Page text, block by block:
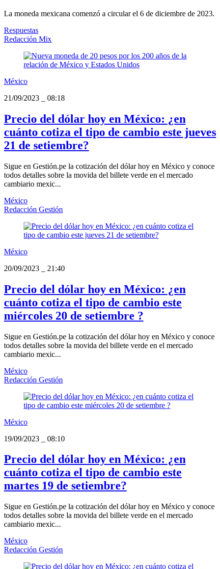
La moneda mexicana comenzó a circular el 6 de diciembre de 2023.
Respuestas
Redacción Mix
México
21/09/2023
08:18
Precio del dólar hoy en México: ¿en
cuánto cotiza el tipo de cambio este jueves
21 de setiembre?
Sigue en Gestión.pe la cotización del dólar hoy en México y conoce
todos detalles sobre la movida del billete verde en el mercado
cambiario mexic...
México
Redacción Gestión
México
20/09/2023
21:40
Precio del dólar hoy en México: ¿en
cuánto cotiza el tipo de cambio este
miércoles 20 de setiembre ?
Sigue en Gestión.pe la cotización del dólar hoy en México y conoce
todos detalles sobre la movida del billete verde en el mercado
cambiario mexic...
México
Redacción Gestión
México
19/09/2023
08:10
Precio del dólar hoy en México: ¿en
cuánto cotiza el tipo de cambio este
martes 19 de setiembre?
Sigue en Gestión.pe la cotización del dólar hoy en México y conoce
todos detalles sobre la movida del billete verde en el mercado
cambiario mexic...
México
Redacción Gestión